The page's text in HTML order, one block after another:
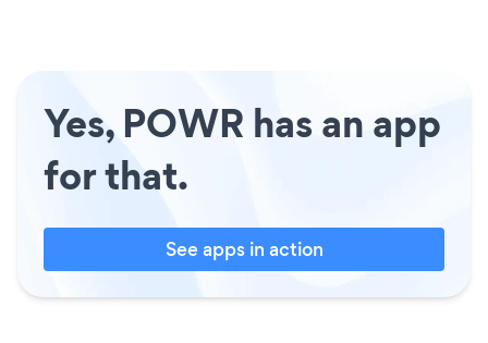
Yes, POWR has an app
for that.
See apps in action